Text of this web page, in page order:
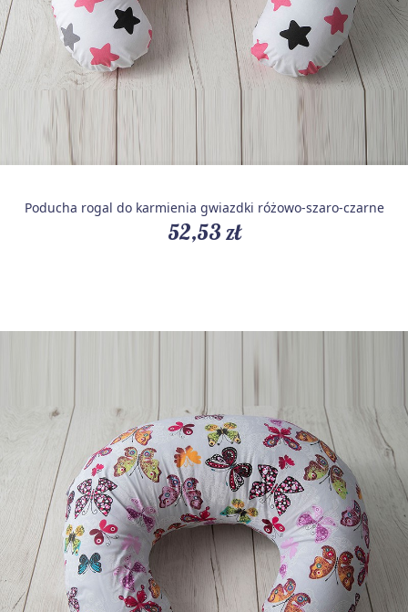
Poducha rogal do karmienia gwiazdki różowo-szaro-czarne
52,53 zł